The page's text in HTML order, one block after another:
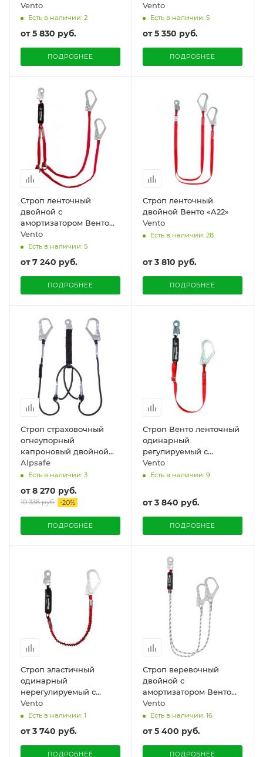
Vento
Есть в наличии: 2
от5 830 руб.
ПОДРОБНЕЕ
Vento
Есть в наличии: 5
от5 350 руб.
ПОДРОБНЕЕ
Строп ленточный
двойной с
амортизатором Венто
«aA22 Enrg»
Vento
Есть в наличии: 5
от7 240 руб.
ПОДРОБНЕЕ
Строп ленточный
двойной Венто «A22»
Vento
Есть в наличии: 28
от3 810 руб.
ПОДРОБНЕЕ
Строп страховочный
огнеупорный
капроновый двойной
регулируемый с
амортизатором Alpsafe
Alpsafe
Есть в наличии: 3
от8 270 руб.
10 338 руб. -20%
ПОДРОБНЕЕ
Строп Венто ленточный
одинарный
регулируемый с
амортизатором
Vento
Есть в наличии: 9
от3 840 руб.
ПОДРОБНЕЕ
Строп эластичный
одинарный
нерегулируемый с
амортизатором Венто
«aЕ12»
Vento
Есть в наличии: 1
от3 740 руб.
ПОДРОБНЕЕ
Строп веревочный
двойной с
амортизатором Венто
«aB22»
Vento
Есть в наличии: 16
от5 400 руб.
ПОДРОБНЕЕ